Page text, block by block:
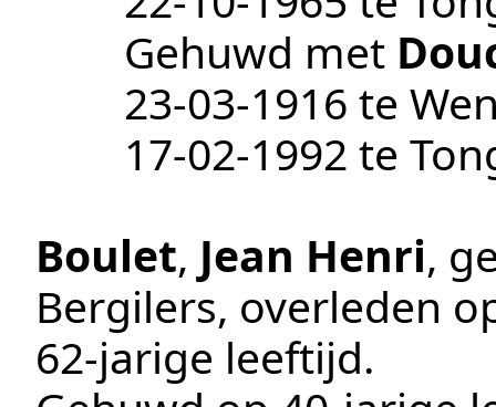
Gehuwd met
23‑03‑1916 te
17‑02‑1992 te
Boulet, Jean Henri,
Bergilers, overleden
62-jarige leeftijd.